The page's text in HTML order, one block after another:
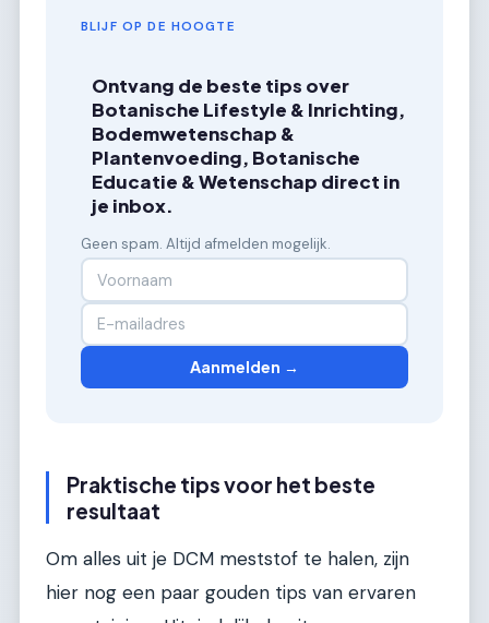
BLIJF OP DE HOOGTE
Ontvang de beste tips over
Botanische Lifestyle & Inrichting,
Bodemwetenschap &
Plantenvoeding, Botanische
Educatie & Wetenschap direct in
je inbox.
Geen spam. Altijd afmelden mogelijk.
Aanmelden →
Praktische tips voor het beste
resultaat
Om alles uit je DCM meststof te halen, zijn
hier nog een paar gouden tips van ervaren